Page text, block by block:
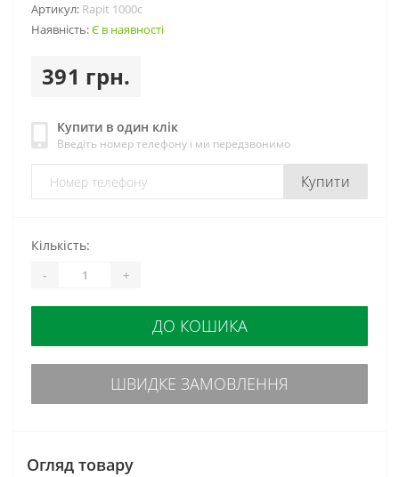
Артикул: Rapit 1000с
Наявність:Є в наявності
391 грн.
Купити в один клік
Введіть номер телефону і ми передзвонимо
Купити
Кількість:
- +
ДО КОШИКА
ШВИДКЕ ЗАМОВЛЕННЯ
Огляд товару